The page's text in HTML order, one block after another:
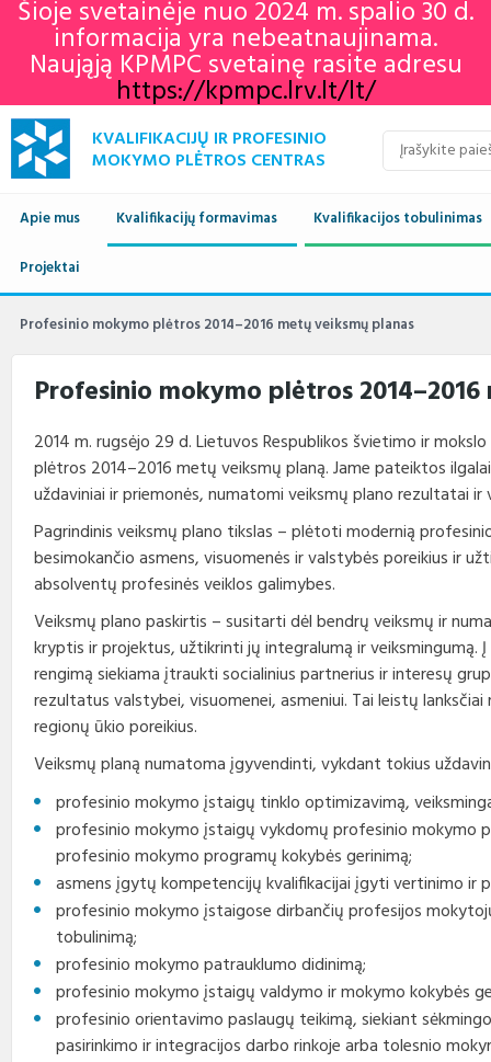
Šioje svetainėje nuo 2024 m. spalio 30 d.
informacija yra nebeatnaujinama.
Naująją KPMPC svetainę rasite adresu
https://kpmpc.lrv.lt/lt/
KVALIFIKACIJŲ IR PROFESINIO
MOKYMO PLĖTROS CENTRAS
Apie mus
Naujienos
KPMPC naujienlaiškių
archyvas
Apie mus Istorija
Planavimo dokumentai
Biudžeto vykdymo ataskaitų
rinkiniai
Finansinių ataskaitų rinkiniai
Paskatinimai ir
apdovanojimai
Konkursai
Karjera
Tarnybiniai automobiliai
Struktūra
Vadovų darbotvarkės
Kontaktai
Tarybos, komisijos ir
komitetai
Paslaugos
Korupcijos prevencija
Nuorodos
Interneto svetainės atitikties
paraiška
Kvalifikacijų formavimas
Europos
Standartai Profesiniai
standartai
Informacija
rengėjams
Profesinio rengimo
Terminų žodynas
Kvalifikacijos tobulinimas
Renginių kalendorius
renginius
Projektai
Vykdomi projektai
Profesinio mokymo plėtros 2014–2016 metų veiksmų planas
Profesinio mokymo plėtros
2014 m. rugsėjo 29 d. Lietuvos Respublikos švietimo ir
plėtros 2014–2016 metų veiksmų planą. Jame pateiktos
uždaviniai ir priemonės, numatomi veiksmų plano rezultatai
Pagrindinis veiksmų plano tikslas – plėtoti modernią
besimokančio asmens, visuomenės ir valstybės poreikius ir
absolventų profesinės veiklos galimybes.
Veiksmų plano paskirtis – susitarti dėl bendrų veiksmų ir
kryptis ir projektus, užtikrinti jų integralumą ir veiksmingumą.
rengimą siekiama įtraukti socialinius partnerius ir interesų
rezultatus valstybei, visuomenei, asmeniui. Tai leistų
regionų ūkio poreikius.
Veiksmų planą numatoma įgyvendinti, vykdant tokius
profesinio mokymo įstaigų tinklo optimizavimą,
profesinio mokymo įstaigų vykdomų profesinio mokymo
profesinio mokymo programų kokybės gerinimą;
asmens įgytų kompetencijų kvalifikacijai įgyti vertinimo ir
profesinio mokymo įstaigose dirbančių profesijos
tobulinimą;
profesinio mokymo patrauklumo didinimą;
profesinio mokymo įstaigų valdymo ir mokymo kokybės
profesinio orientavimo paslaugų teikimą, siekiant
pasirinkimo ir integracijos darbo rinkoje arba tolesnio